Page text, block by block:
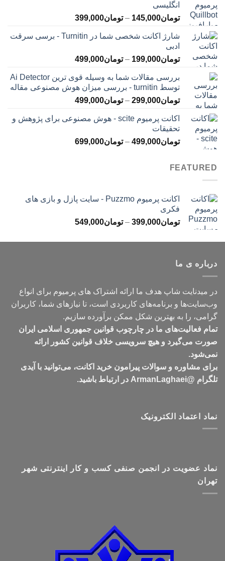
انگلیسی
تومان145,000
– تومان399,000محدوده
تومان145,000
تومان399,000
شارژ اکانت شخصی شما در Turnitin - برسی سرقت
ادبی
تومان199,000
– تومان499,000محدوده
تومان199,000
تا
تومان499,000
بررسی مقالات شما به وسیله قوی ترین Ai Detector
توسط turnitin - بررسی میزان هوش مصنوعی مقاله
تومان299,000
– تومان499,000محدوده
تومان299,000
تومان499,000
اکانت پرمیوم scite - هوش مصنوعی برای پژوهش و
تحقیقات
تومان499,000
– تومان699,000محدوده
FEATURED
اکانت پرمیوم Puzzmo - سایت پازل و بازی های
فکری
تومان399,000
– تومان549,000محدوده
تومان399,000
درباره ی ما
در میدنایت شاپ هدف ما ارائه اشتراک های پرمیوم برای انواع
وب‌سایت‌ها و برنامه‌های کاربردی است، تا نیازهای شما، کاربران
گرامی، را به بهترین شکل ممکن برآورده سازیم.
تمام فعالیت‌های ما در چارچوب قوانین جمهوری اسلامی ایران
صورت می‌گیرد و هیچ سرویسی خلاف قوانین کشور ارائه
نمی‌شود.
برای مشاوره و سوالات پیرامون خرید اکانت، می‌توانید با آیدی
تلگرام @ArmanLaghaei در ارتباط باشید.
نماد اعتماد الکترونیک
نماد عضویت در انجمن صنفی کسب و کار اینترنتی شهر
تهران